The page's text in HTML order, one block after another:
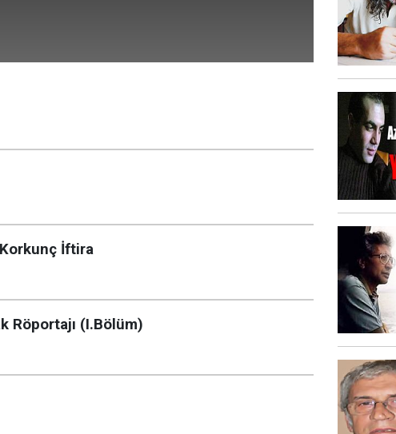
Korkunç İftira
Röportajı (I.Bölüm)